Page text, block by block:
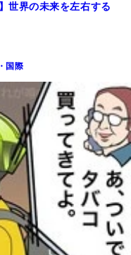
世界の未来を左右する
国際